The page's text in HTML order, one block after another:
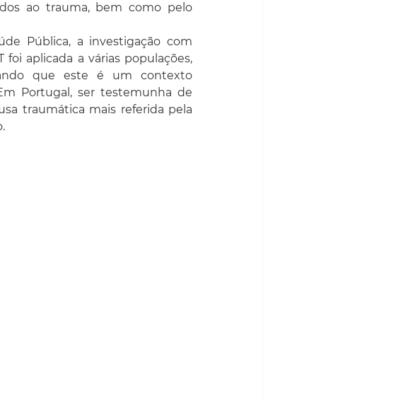
ao trauma, bem como pelo
Pública, a investigação com
aplicada a várias populações,
que este é um contexto
Portugal, ser testemunha de
traumática mais referida pela